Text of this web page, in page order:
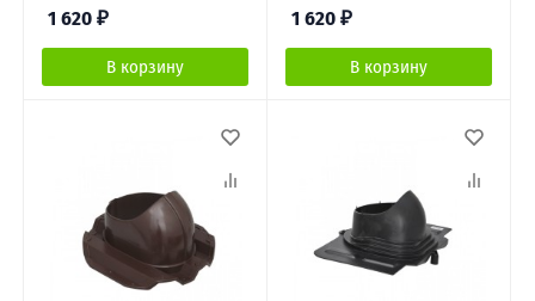
1 620 ₽
В корзину
1 620 ₽
В корзину